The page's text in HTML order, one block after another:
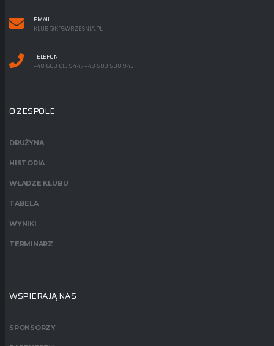
EMAIL
KLUB@KPSWRZESNIA.PL
TELEFON
+48 660 613 944 / +48 509 508 943
O ZESPOLE
DRUŻYNA
HISTORIA
WŁADZE KLUBU
TABELA
WYNIKI
TERMINARZ
WSPIERAJĄ NAS
SPONSORZY